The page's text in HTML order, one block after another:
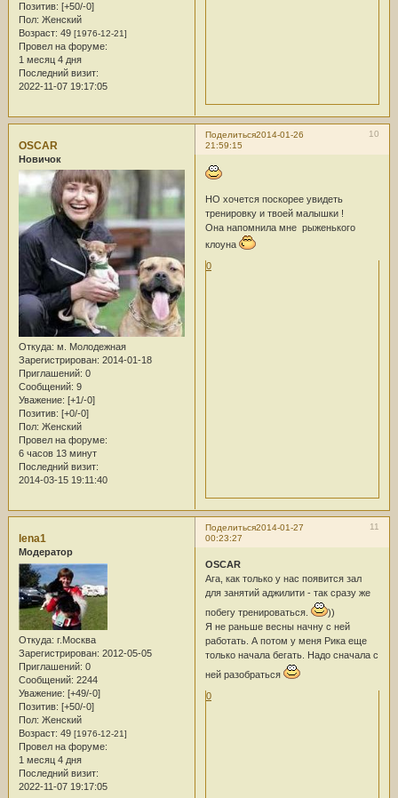
Позитив: [+50/-0]
Пол: Женский
Возраст: 49 [1976-12-21]
Провел на форуме:
1 месяц 4 дня
Последний визит:
2022-11-07 19:17:05
Поделиться 10
2014-01-26
21:59:15
OSCAR
Новичок
Откуда: м. Молодежная
Зарегистрирован: 2014-01-18
Приглашений: 0
Сообщений: 9
Уважение: [+1/-0]
Позитив: [+0/-0]
Пол: Женский
Провел на форуме:
6 часов 13 минут
Последний визит:
2014-03-15 19:11:40
НО хочется поскорее увидеть
тренировку и твоей малышки !
Она напомнила мне рыженького
клоуна
0
Поделиться 11
2014-01-27
00:23:27
lena1
Модератор
Откуда: г.Москва
Зарегистрирован: 2012-05-05
Приглашений: 0
Сообщений: 2244
Уважение: [+49/-0]
Позитив: [+50/-0]
Пол: Женский
Возраст: 49 [1976-12-21]
Провел на форуме:
1 месяц 4 дня
Последний визит:
2022-11-07 19:17:05
OSCAR
Ага, как только у нас появится зал
для занятий аджилити - так сразу же
побегу тренироваться.
))
Я не раньше весны начну с ней
работать. А потом у меня Рика еще
только начала бегать. Надо сначала с
ней разобраться
0